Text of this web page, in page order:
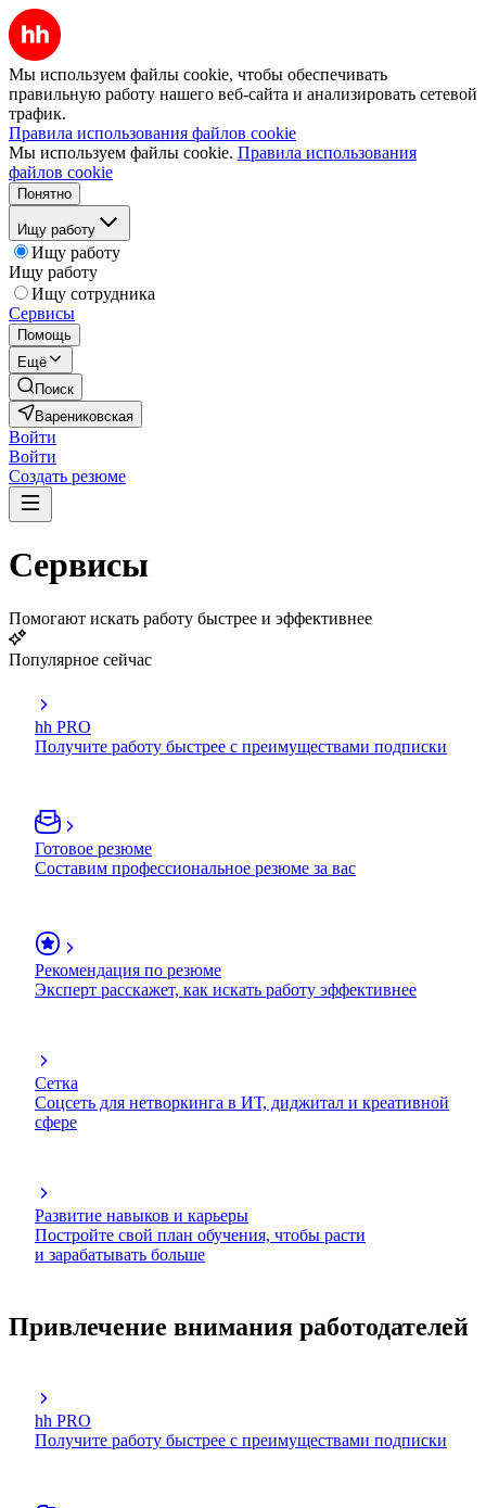
Мы используем файлы cookie, чтобы обеспечивать
правильную работу нашего веб-сайта и анализировать сетевой
трафик.
Правила использования файлов cookie
Мы используем файлы cookie. Правила использования
файлов cookie
Понятно
Ищу работу
Ищу работу
Ищу работу
Ищу сотрудника
Сервисы
Помощь
Ещё
Поиск
Варениковская
Войти
Войти
Создать резюме
Сервисы
Помогают искать работу быстрее и эффективнее
Популярное сейчас
hh PRO
Получите работу быстрее с преимуществами подписки
Готовое резюме
Составим профессиональное резюме за вас
Рекомендация по резюме
Эксперт расскажет, как искать работу эффективнее
Сетка
Соцсеть для нетворкинга в ИТ, диджитал и креативной
сфере
Развитие навыков и карьеры
Постройте свой план обучения, чтобы расти
и зарабатывать больше
Привлечение внимания работодателей
hh PRO
Получите работу быстрее с преимуществами подписки